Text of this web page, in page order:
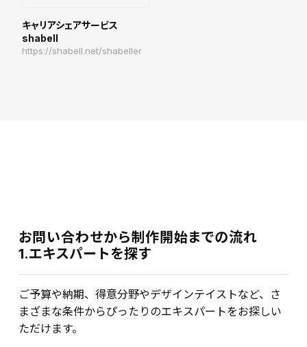
キャリアシェアサービス
shabell
https://shabell.net/shabeller
お問い合わせから制作開始までの流れ
1.エキスパートを探す
ご予算や納期、得意分野やデザインテイストなど、さ
まざまな条件からぴったりのエキスパートをお探しい
ただけます。